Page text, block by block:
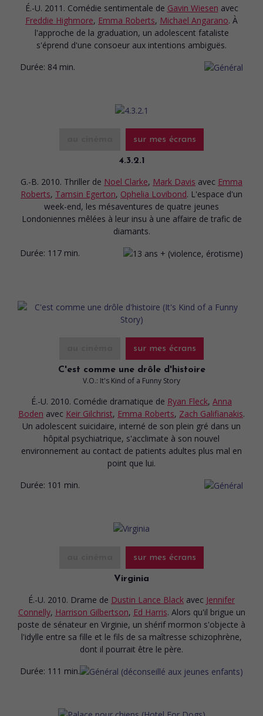
É.-U. 2011. Comédie sentimentale de Gavin Wiesen avec
Freddie Highmore, Emma Roberts, Michael Angarano. À
l'approche de la graduation, un adolescent fataliste
s'éprend d'une consoeur aux intentions ambiguës.
Durée: 84 min.
sur mes écrans
4.3.2.1
G.-B. 2010. Thriller de Noel Clarke, Mark Davis avec Emma
Roberts, Tamsin Egerton, Ophelia Lovibond. L'espace d'un
week-end, les mésaventures de quatre jeunes
Londoniennes mêlées à leur insu à une affaire de trafic de
diamants.
Durée: 117 min.
sur mes écrans
C'est comme une drôle d'histoire
V.O.: It's Kind of a Funny Story
É.-U. 2010. Comédie dramatique de Ryan Fleck, Anna
Boden avec Keir Gilchrist, Emma Roberts, Zach Galifianakis.
Un adolescent suicidaire, interné de son plein gré dans un
hôpital psychiatrique, s'acclimate à son nouvel
environnement au contact de patients adultes plus mal en
point que lui.
Durée: 101 min.
sur mes écrans
Virginia
É.-U. 2010. Drame de Dustin Lance Black avec Jennifer
Connelly, Harrison Gilbertson, Ed Harris. Alors qu'il brigue un
poste de sénateur en Virginie, un shérif mormon s'objecte à
l'idylle entre sa fille et le fils de sa maîtresse schizophrène,
dont il pourrait être le père.
Durée: 111 min.